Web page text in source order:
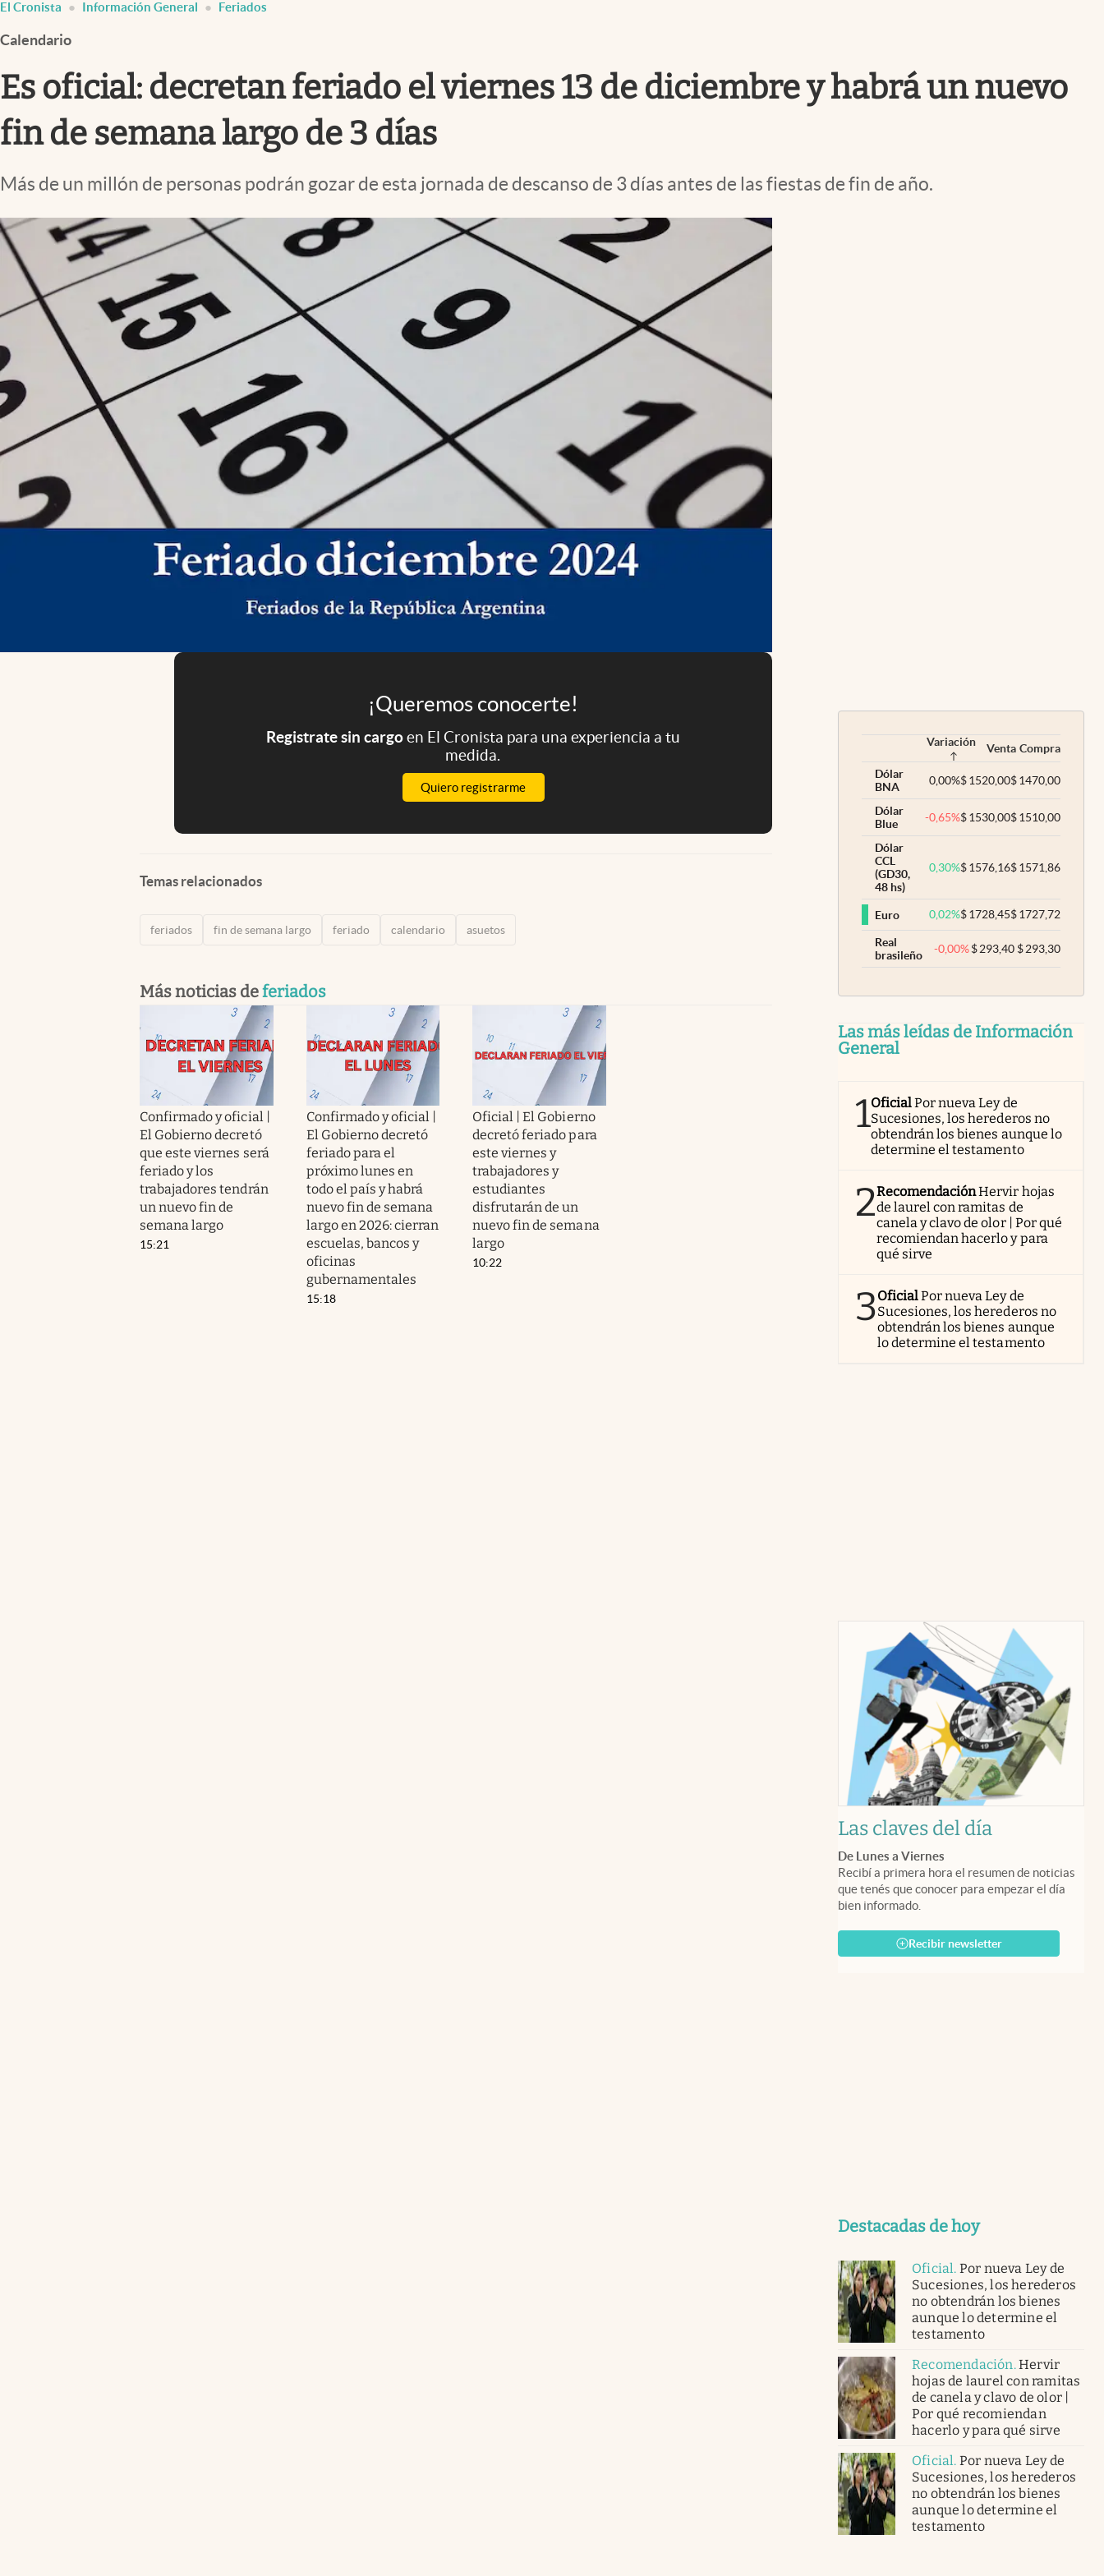
Infotechnology
Clase
Clima
Mundial 2026
Eventos Corporativos
abre en nueva pestaña
El Cronista Información General Feriados
Calendario
Es oficial: decretan feriado el viernes 13 de diciembre y habrá un nuevo
fin de semana largo de 3 días
Más de un millón de personas podrán gozar de esta jornada de descanso de 3 días antes de las fiestas de fin de año.
¡Queremos conocerte!
Registrate sin cargoen El Cronista para una experiencia a tu
medida.
Quiero registrarme
Temas relacionados
feriados fin de semana largo feriado calendario asuetos
Más noticias deferiados
Confirmado y oficial |
El Gobierno decretó
que este viernes será
feriado y los
trabajadores tendrán
un nuevo fin de
semana largo
15:21
Confirmado y oficial |
El Gobierno decretó
feriado para el
próximo lunes en
todo el país y habrá
nuevo fin de semana
largo en 2026: cierran
escuelas, bancos y
oficinas
gubernamentales
15:18
Oficial | El Gobierno
decretó feriado para
este viernes y
trabajadores y
estudiantes
disfrutarán de un
nuevo fin de semana
largo
10:22
Variación Venta Compra
Dólar
BNA
0,00%$1520,00$1470,00
Dólar
Blue
-0,65%$1530,00$1510,00
Dólar
CCL
(GD30,
48 hs)
0,30%$1576,16$1571,86
Euro 0,02%$1728,45$1727,72
Real
brasileño
-0,00% $293,40 $293,30
Las más leídas de Información
General
1OficialPor nueva Ley de
Sucesiones, los herederos no
obtendrán los bienes aunque lo
determine el testamento
2RecomendaciónHervir hojas
de laurel con ramitas de
canela y clavo de olor | Por qué
recomiendan hacerlo y para
qué sirve
3OficialPor nueva Ley de
Sucesiones, los herederos no
obtendrán los bienes aunque
lo determine el testamento
Las claves del día
De Lunes a Viernes
Recibí a primera hora el resumen de noticias
que tenés que conocer para empezar el día
bien informado.
Recibir newsletter
Destacadas de hoy
Oficial. Por nueva Ley de
Sucesiones, los herederos
no obtendrán los bienes
aunque lo determine el
testamento
Recomendación.Hervir
hojas de laurel con ramitas
de canela y clavo de olor |
Por qué recomiendan
hacerlo y para qué sirve
Oficial. Por nueva Ley de
Sucesiones, los herederos
no obtendrán los bienes
aunque lo determine el
testamento